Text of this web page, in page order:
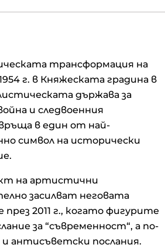
трансформация на
г. в Княжеската градина в
държава за
и следвоенния
в един от най-
символ на исторически
на артистични
засилват неговата
2011 г., когато фигурите
за “съвременност“, а по-
и антисъветски послания.
криптовалутите
Дронът, паднал на българска
територия, най-вероятно е дрон-
е в основата на украинските
атаки с дронове срещу Русия
Енергийният бизнес на Huawei